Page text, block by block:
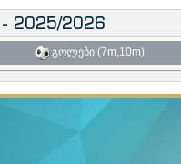
2025/2026
გოლები (7m,10m)